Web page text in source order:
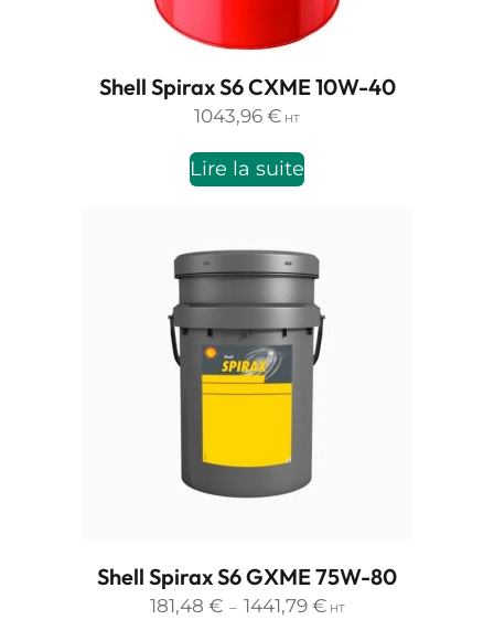
Shell Spirax S6 CXME 10W-40
1043,96 € HT
Lire la suite
Shell Spirax S6 GXME 75W-80
181,48 € – 1441,79 €Plage
HT